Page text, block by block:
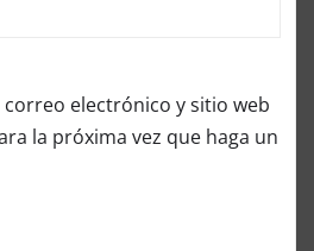
electrónico y sitio web
la próxima vez que haga un